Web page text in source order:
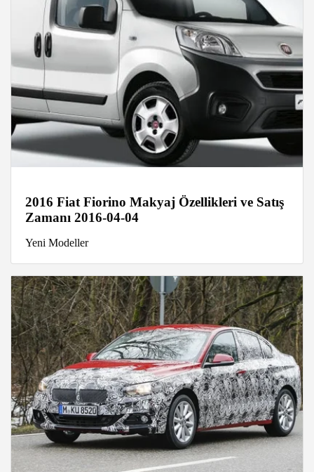
2016 Fiat Fiorino Makyaj Özellikleri ve Satış
Zamanı 2016-04-04
Yeni Modeller